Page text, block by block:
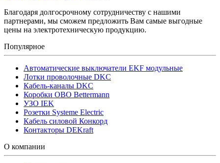
Благодаря долгосрочному сотрудничеству с нашими
партнерами, мы сможем предложить Вам самые выгодные
цены на электротехническую продукцию.
Популярное
Автоматические выключатели EKF модульные
Лотки проволочные DKC
Кабель-каналы DKC
Коробки OBO Bettermann
УЗО IEK
Розетки Systeme Electric
Кабель силовой Конкорд
Контакторы DEKraft
О компании